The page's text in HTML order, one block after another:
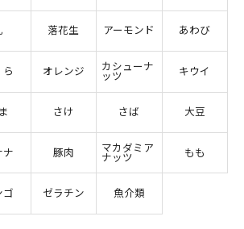
落花生 アーモンド あわび
ら オレンジ
カシューナ
ッツ
キウイ
さけ さば 大豆
ナ 豚肉
マカダミア
ナッツ
もも
ゴ ゼラチン 魚介類